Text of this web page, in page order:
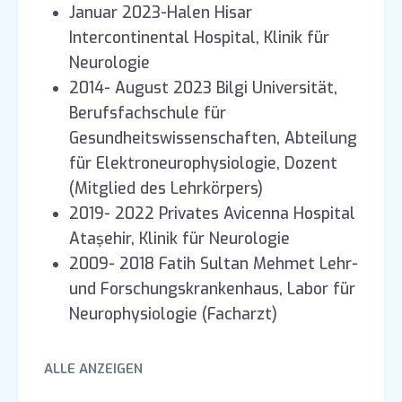
Januar 2023-Halen Hisar
Intercontinental Hospital, Klinik für
Neurologie
2014- August 2023 Bilgi Universität,
Berufsfachschule für
Gesundheitswissenschaften, Abteilung
für Elektroneurophysiologie, Dozent
(Mitglied des Lehrkörpers)
2019- 2022 Privates Avicenna Hospital
Ataşehir, Klinik für Neurologie
2009- 2018 Fatih Sultan Mehmet Lehr-
und Forschungskrankenhaus, Labor für
Neurophysiologie (Facharzt)
für experimentelle medizinische
ALLE ANZEIGEN